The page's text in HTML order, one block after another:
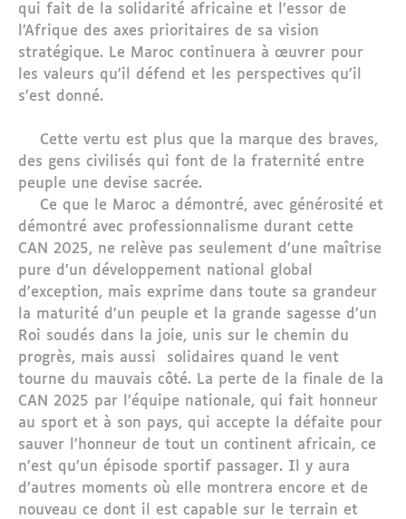
qui fait de la solidarité africaine et l’essor de
l’Afrique des axes prioritaires de sa vision
stratégique. Le Maroc continuera à œuvrer pour
les valeurs qu’il défend et les perspectives qu’il
s’est donné.
Cette vertu est plus que la marque des braves,
des gens civilisés qui font de la fraternité entre
peuple une devise sacrée.
Ce que le Maroc a démontré, avec générosité et
démontré avec professionnalisme durant cette
CAN 2025, ne relève pas seulement d’une maîtrise
pure d’un développement national global
d’exception, mais exprime dans toute sa grandeur
la maturité d’un peuple et la grande sagesse d’un
Roi soudés dans la joie, unis sur le chemin du
progrès, mais aussi solidaires quand le vent
tourne du mauvais côté. La perte de la finale de la
CAN 2025 par l’équipe nationale, qui fait honneur
au sport et à son pays, qui accepte la défaite pour
sauver l’honneur de tout un continent africain, ce
n’est qu’un épisode sportif passager. Il y aura
d’autres moments où elle montrera encore et de
nouveau ce dont il est capable sur le terrain et